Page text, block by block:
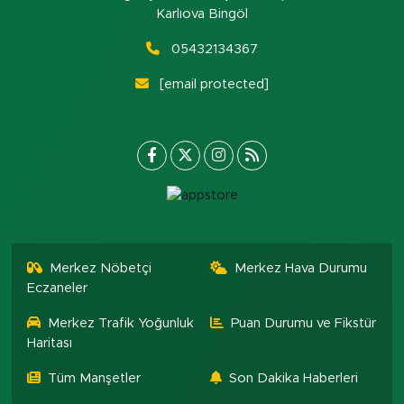
Karlıova Bingöl
05432134367
[email protected]
Merkez Nöbetçi
Eczaneler
Merkez Hava Durumu
Merkez Trafik Yoğunluk
Haritası
Puan Durumu ve Fikstür
Tüm Manşetler Son Dakika Haberleri